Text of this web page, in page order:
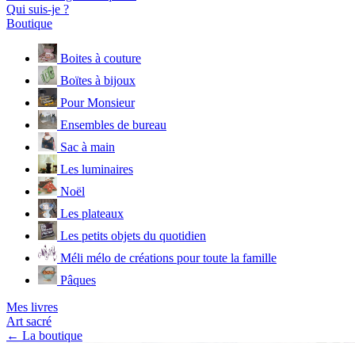
Qui suis-je ?
Boutique
Boites à couture
Boïtes à bijoux
Pour Monsieur
Ensembles de bureau
Sac à main
Les luminaires
Noël
Les plateaux
Les petits objets du quotidien
Méli mélo de créations pour toute la famille
Pâques
Mes livres
Art sacré
← La boutique